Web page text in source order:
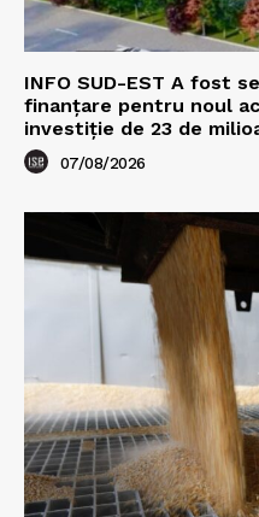
INFO SUD-EST A fost
finanțare pentru noul
investiție de 23 de
07/08/2026